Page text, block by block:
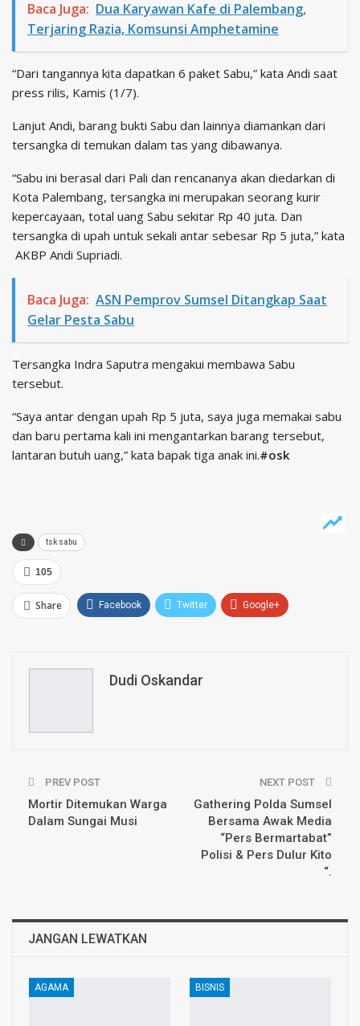
Baca Juga: Dua Karyawan Kafe di Palembang,
Terjaring Razia, Komsunsi Amphetamine
“Dari tangannya kita dapatkan 6 paket Sabu,” kata Andi saat
press rilis, Kamis (1/7).
Lanjut Andi, barang bukti Sabu dan lainnya diamankan dari
tersangka di temukan dalam tas yang dibawanya.
“Sabu ini berasal dari Pali dan rencananya akan diedarkan di
Kota Palembang, tersangka ini merupakan seorang kurir
kepercayaan, total uang Sabu sekitar Rp 40 juta. Dan
tersangka di upah untuk sekali antar sebesar Rp 5 juta,” kata
AKBP Andi Supriadi.
Baca Juga: ASN Pemprov Sumsel Ditangkap Saat
Gelar Pesta Sabu
Tersangka Indra Saputra mengakui membawa Sabu
tersebut.
“Saya antar dengan upah Rp 5 juta, saya juga memakai sabu
dan baru pertama kali ini mengantarkan barang tersebut,
lantaran butuh uang,” kata bapak tiga anak ini.#osk
tsk sabu
105
Share Facebook Twitter Google+
Email
Dudi Oskandar
PREV POST
Mortir Ditemukan Warga
Dalam Sungai Musi
NEXT POST
Gathering Polda Sumsel
Bersama Awak Media
“Pers Bermartabat”
Polisi & Pers Dulur Kito
“.
JANGAN LEWATKAN
AGAMA BISNIS